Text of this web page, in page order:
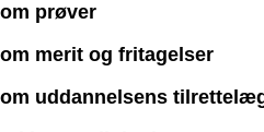
prøver
merit og fritagelser
uddannelsens